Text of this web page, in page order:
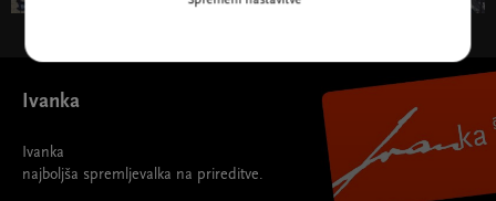
Ivanka
Ivanka
najboljša spremljevalka na prireditve.